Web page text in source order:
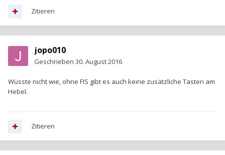
Zitieren
jopo010
Geschrieben 30. August 2016
Wüsste nicht wie, ohne FIS gibt es auch keine zusätzliche Tasten am
Hebel.
Zitieren